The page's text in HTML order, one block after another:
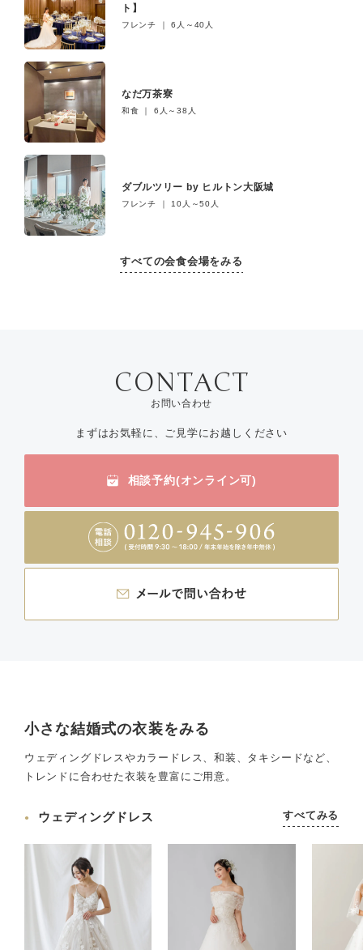
ト】
フレンチ ｜ 6人～40人
なだ万茶寮
和食 ｜ 6人～38人
ダブルツリー by ヒルトン大阪城
フレンチ ｜ 10人～50人
すべての会食会場をみる
お問い合わせ
まずはお気軽に、ご見学にお越しください
相談予約(オンライン可)
小さな結婚式の衣装をみる
ウェディングドレスやカラードレス、和装、タキシードなど、
トレンドに合わせた衣装を豊富にご用意。
ウェディングドレス すべてみる